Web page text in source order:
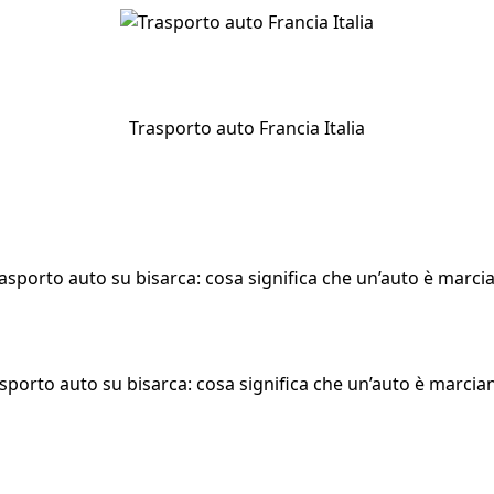
Trasporto auto Francia Italia
auto su bisarca: cosa significa che un’auto è